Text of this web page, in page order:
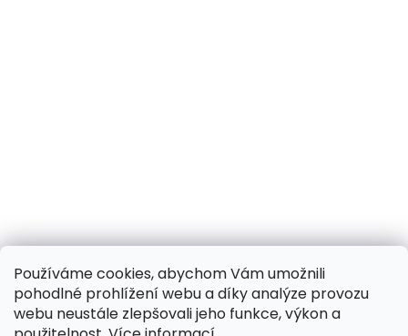
Používáme cookies, abychom Vám umožnili
pohodlné prohlížení webu a díky analýze provozu
webu neustále zlepšovali jeho funkce, výkon a